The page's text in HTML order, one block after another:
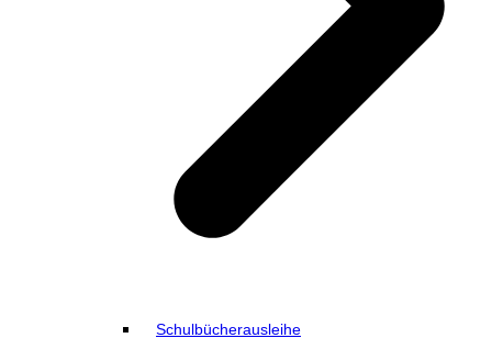
Schulbücherausleihe